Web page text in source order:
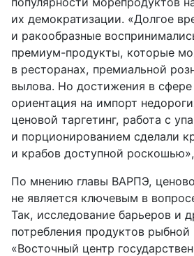
их демократизации. «Долгое
и ракообразные
премиум-продукты, которые
в ресторанах, премиальной
вылова. Но достижения в
ориентация на импорт
ценовой таргетинг, работа с
и порционированием сделали
и крабов доступной
По мнению главы ВАРПЭ,
не является ключевым в
Так, исследование барьеров и
потребления продуктов
«Восточный центр